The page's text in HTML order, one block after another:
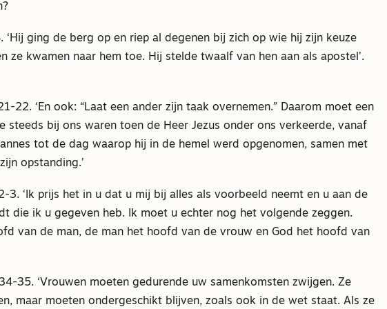
‘Hij ging de berg op en riep al degenen bij zich op wie hij zijn keuze
ze kwamen naar hem toe. Hij stelde twaalf van hen aan als apostel’.
22. ‘En ook: “Laat een ander zijn taak overnemen.” Daarom moet een
steeds bij ons waren toen de Heer Jezus onder ons verkeerde, vanaf
tot de dag waarop hij in de hemel werd opgenomen, samen met
opstanding.’
3. ‘Ik prijs het in u dat u mij bij alles als voorbeeld neemt en u aan de
die ik u gegeven heb. Ik moet u echter nog het volgende zeggen.
van de man, de man het hoofd van de vrouw en God het hoofd van
35. ‘Vrouwen moeten gedurende uw samenkomsten zwijgen. Ze
maar moeten ondergeschikt blijven, zoals ook in de wet staat. Als ze